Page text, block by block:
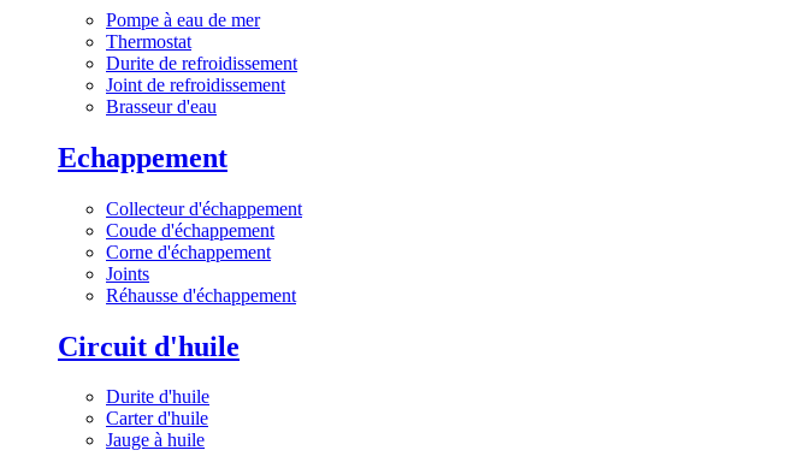
Pompe à eau de mer
Thermostat
Durite de refroidissement
Joint de refroidissement
Brasseur d'eau
Echappement
Collecteur d'échappement
Coude d'échappement
Corne d'échappement
Joints
Réhausse d'échappement
Circuit d'huile
Durite d'huile
Carter d'huile
Jauge à huile